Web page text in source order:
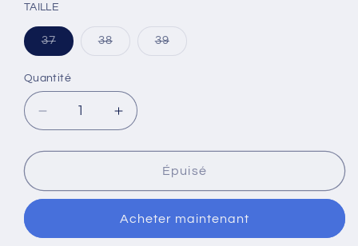
TAILLE
37Variante
épuisée
indisponible
38Variante39Variante
Quantité
Quantité
Réduire
la
quantité
FIT
MARINHO/CHICLETE
Augmenter
la
quantité
FIT
MARINHO/CHICLETE
Épuisé
Acheter maintenant